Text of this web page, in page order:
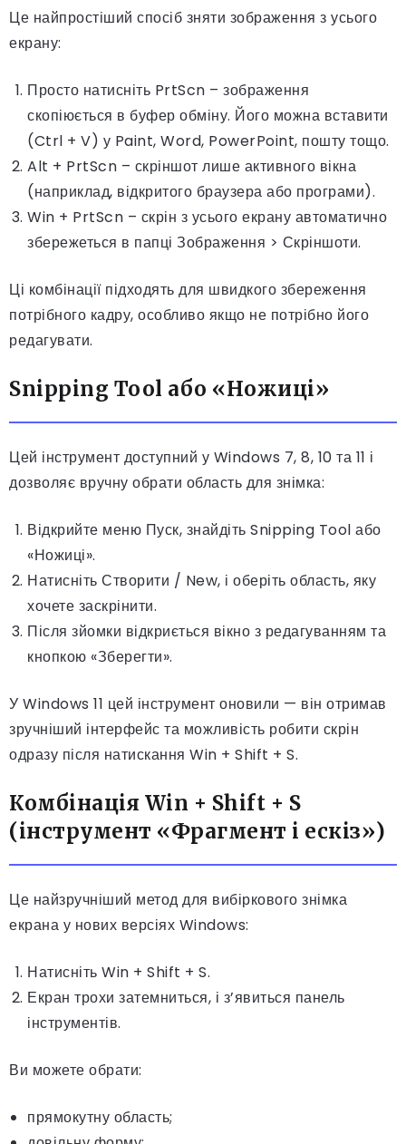
Це найпростіший спосіб зняти зображення з усього
екрану:
Просто натисніть PrtScn – зображення
скопіюється в буфер обміну. Його можна вставити
(Ctrl + V) у Paint, Word, PowerPoint, пошту тощо.
Alt + PrtScn – скріншот лише активного вікна
(наприклад, відкритого браузера або програми).
Win + PrtScn – скрін з усього екрану автоматично
збережеться в папці Зображення > Скріншоти.
Ці комбінації підходять для швидкого збереження
потрібного кадру, особливо якщо не потрібно його
редагувати.
Snipping Tool або «Ножиці»
Цей інструмент доступний у Windows 7, 8, 10 та 11 і
дозволяє вручну обрати область для знімка:
Відкрийте меню Пуск, знайдіть Snipping Tool або
«Ножиці».
Натисніть Створити / New, і оберіть область, яку
хочете заскрінити.
Після зйомки відкриється вікно з редагуванням та
кнопкою «Зберегти».
У Windows 11 цей інструмент оновили — він отримав
зручніший інтерфейс та можливість робити скрін
одразу після натискання Win + Shift + S.
Комбінація Win + Shift + S
(інструмент «Фрагмент і ескіз»)
Це найзручніший метод для вибіркового знімка
екрана у нових версіях Windows:
Натисніть Win + Shift + S.
Екран трохи затемниться, і з’явиться панель
інструментів.
Ви можете обрати:
прямокутну область;